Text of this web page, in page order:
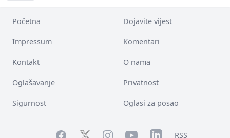
Početna Dojavite vijest
Impressum Komentari
Kontakt O nama
Oglašavanje Privatnost
Sigurnost Oglasi za posao
FacebookTwitterInstagramYouTubeLinkedInRSS